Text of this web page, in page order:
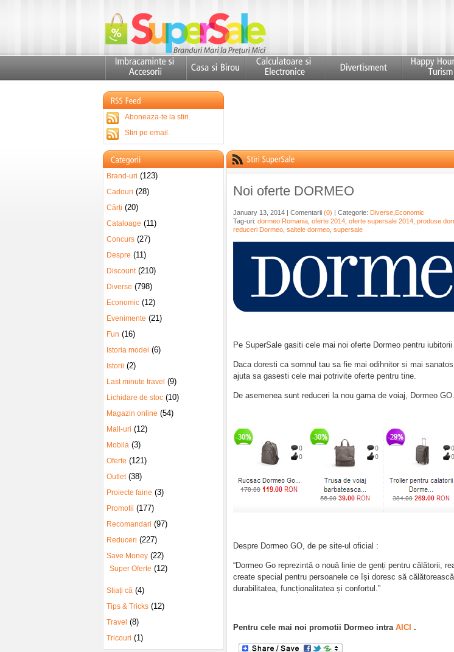
Noi oferte DORMEO
January 13, 2014 | Comentarii (0) | Categorie: Diverse Economic
Tag-uri: dormeo Romania oferte 2014 oferte supersale 2014 produse
reduceri Dormeo saltele dormeo supersale
Pe SuperSale gasiti cele mai noi oferte Dormeo pentru
Daca doresti ca somnul tau sa fie mai odihnitor si mai
ajuta sa gasesti cele mai potrivite oferte pentru tine.
De asemenea sunt reduceri la nou gama de voiaj, Dormeo GO.
Despre Dormeo GO, de pe site-ul oficial :
“Dormeo Go reprezintă o nouă linie de genți pentru călătorii,
create special pentru persoanele ce își doresc să
durabilitatea, funcționalitatea și confortul.”
Pentru cele mai noi promotii Dormeo intra AICI .
Aboneaza-te la stiri.
Stiri pe email.
Brand-uri (123)
Cadouri (28)
Cărți (20)
Cataloage (11)
Concurs (27)
Despre (11)
Discount(210)
Diverse (798)
Economic (12)
Evenimente (21)
Fun (16)
Istoria modei (6)
Istorii (2)
Last minute travel (9)
Lichidare de stoc (10)
Magazin online (54)
Mall-uri (12)
Mobila (3)
Oferte (121)
Outlet(38)
Proiecte faine (3)
Promotii (177)
Recomandari (97)
Reduceri (227)
Save Money (22)
Super Oferte (12)
Stiați că (4)
Tips & Tricks (12)
Travel (8)
Tricouri (1)